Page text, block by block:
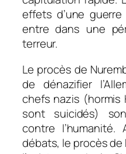
effets d’une
entre dans une
terreur.
Le procès de
de dénazifier
chefs nazis (hormis
sont suicidés)
contre
débats, le procès de